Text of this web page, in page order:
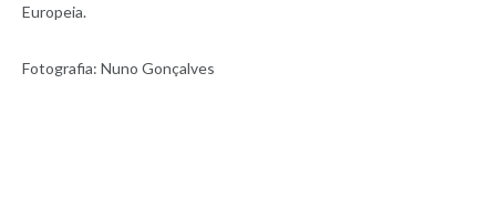
Europeia.
Fotografia: Nuno Gonçalves